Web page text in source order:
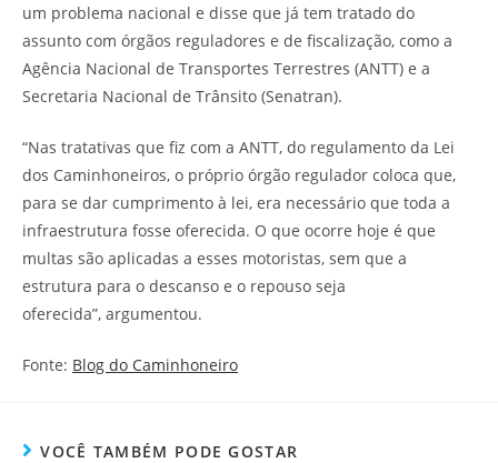
um problema nacional e disse que já tem tratado do
assunto com órgãos reguladores e de fiscalização, como a
Agência Nacional de Transportes Terrestres (ANTT) e a
Secretaria Nacional de Trânsito (Senatran).
“Nas tratativas que fiz com a ANTT, do regulamento da Lei
dos Caminhoneiros, o próprio órgão regulador coloca que,
para se dar cumprimento à lei, era necessário que toda a
infraestrutura fosse oferecida. O que ocorre hoje é que
multas são aplicadas a esses motoristas, sem que a
estrutura para o descanso e o repouso seja
oferecida”, argumentou.
Fonte: Blog do Caminhoneiro
VOCÊ TAMBÉM PODE GOSTAR